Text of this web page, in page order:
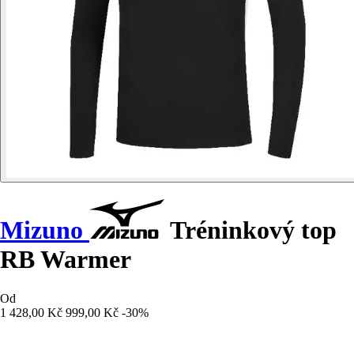
Mizuno
Tréninkový top
RB Warmer
Od
1 428,00 Kč 999,00 Kč -30%